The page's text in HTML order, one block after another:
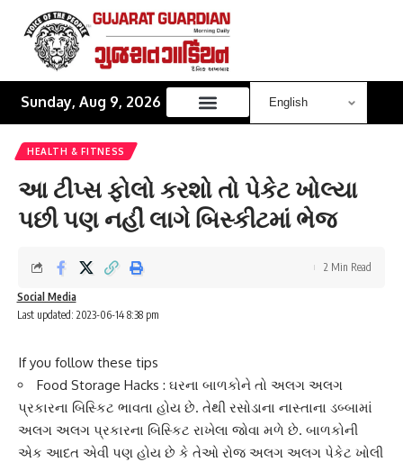
Sunday, Aug 9, 2026
HEALTH & FITNESS
આ ટીપ્સ ફોલો કરશો તો પેકેટ ખોલ્યા
પછી પણ નહીં લાગે બિસ્કીટમાં ભેજ
Last updated: 2023-06-14 8:38 pm
Social Media
2 Min Read
If you follow these tips
Food Storage Hacks : ઘરના બાળકોને તો અલગ અલગ
પ્રકારના બિસ્કિટ ભાવતા હોય છે. તેથી રસોડાના નાસ્તાના ડબ્બામાં
અલગ અલગ પ્રકારના બિસ્કિટ રાખેલા જોવા મળે છે. બાળકોની
એક આદત એવી પણ હોય છે કે તેઓ રોજ અલગ અલગ પેકેટ ખોલી